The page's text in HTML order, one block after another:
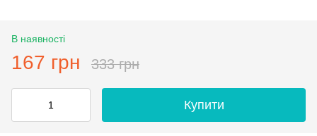
В наявності
167 грн 333 грн
Купити